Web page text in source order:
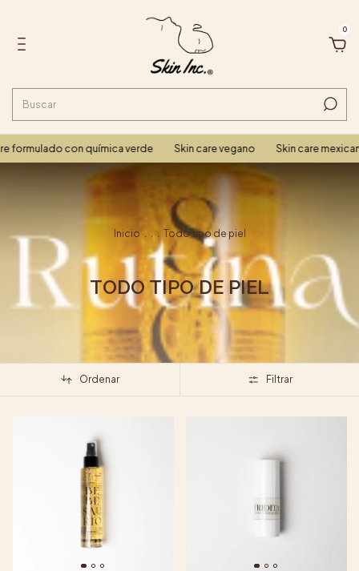
0
formulado con química verde Skin care vegano Skin care
Inicio Todo tipo de piel
TODO TIPO DE PIEL
Ordenar Filtrar